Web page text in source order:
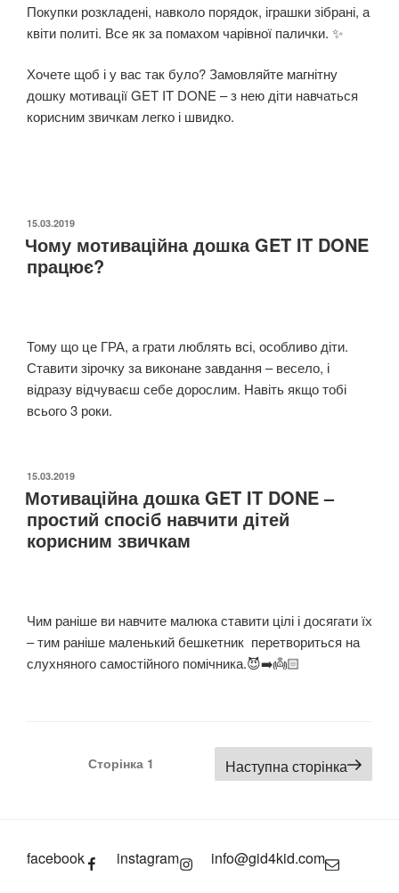
Покупки розкладені, навколо порядок, іграшки зібрані, а
квіти политі. Все як за помахом чарівної палички. ✨⠀
Хочете щоб і у вас так було? Замовляйте магнітну
дошку мотивації GET IT DONE – з нею діти навчаться
корисним звичкам легко і швидко.
ОПУБЛІКОВАНО
15.03.2019
Чому мотиваційна дошка GET IT DONE
працює?
Тому що це ГРА, а грати люблять всі, особливо діти.
Ставити зірочку за виконане завдання – весело, і
відразу відчуваєш себе дорослим. Навіть якщо тобі
всього 3 роки.
ОПУБЛІКОВАНО
15.03.2019
Мотиваційна дошка GET IT DONE –
простий спосіб навчити дітей
корисним звичкам
Чим раніше ви навчите малюка ставити цілі і досягати їх
– тим раніше маленький бешкетник перетвориться на
слухняного самостійного помічника.😈➡️👼🏻 ⠀
НавігаціяСторінка 1 Наступна сторінка
facebook instagram info@gid4kid.com